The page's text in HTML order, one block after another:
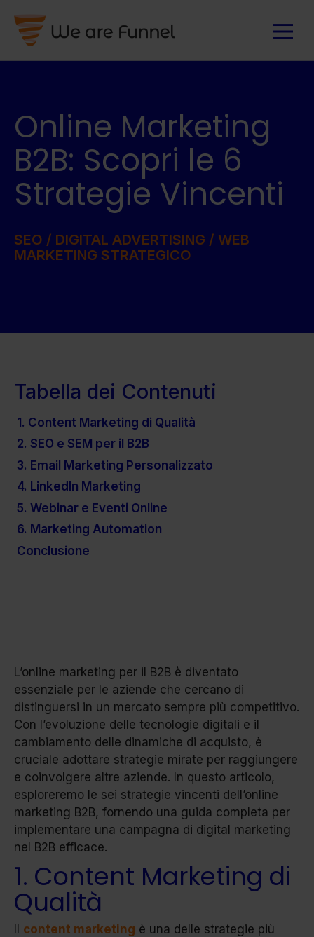
Online Marketing
B2B: Scopri le 6
Strategie Vincenti
SEO / DIGITAL ADVERTISING / WEB
MARKETING STRATEGICO
Tabella dei Contenuti
1. Content Marketing di Qualità
2. SEO e SEM per il B2B
3. Email Marketing Personalizzato
4. LinkedIn Marketing
5. Webinar e Eventi Online
6. Marketing Automation
Conclusione
L’online marketing per il B2B è diventato
essenziale per le aziende che cercano di
distinguersi in un mercato sempre più competitivo.
Con l’evoluzione delle tecnologie digitali e il
cambiamento delle dinamiche di acquisto, è
cruciale adottare strategie mirate per raggiungere
e coinvolgere altre aziende. In questo articolo,
esploreremo le sei strategie vincenti dell’online
marketing B2B, fornendo una guida completa per
implementare una campagna di digital marketing
nel B2B efficace.
1. Content Marketing di
Qualità
content marketing è una delle strategie più